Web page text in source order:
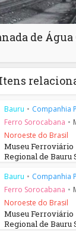
de Água
Itens
Bauru • Companhia
Ferro Sorocabana •
Noroeste do Brasil
Museu Ferroviário
Regional de Bauru
Bauru • Companhia
Ferro Sorocabana •
Noroeste do Brasil
Museu Ferroviário
Regional de Bauru